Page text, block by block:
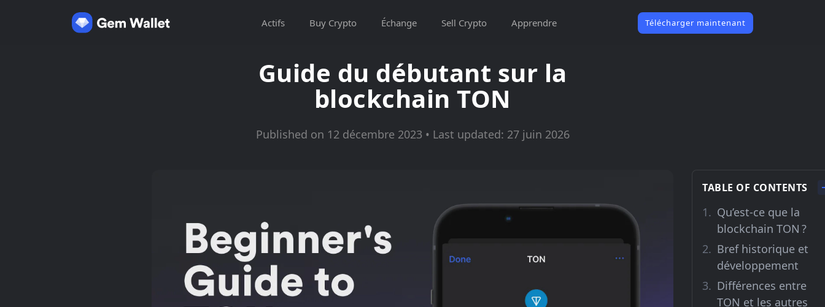
Actifs Buy Crypto Échange Sell Crypto Apprendre Télécharger maintenant
Guide du débutant sur la
blockchain TON
Published on 12 décembre 2023 • Last updated: 27 juin 2026
TABLE OF CONTENTS
Qu’est-ce que la
blockchain TON ?
Bref historique et
développement
Différences entre
TON et les autres